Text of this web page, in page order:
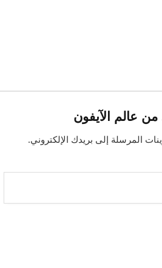
عالم الآيفون
المرسلة إلى بريدك الإلكتروني.